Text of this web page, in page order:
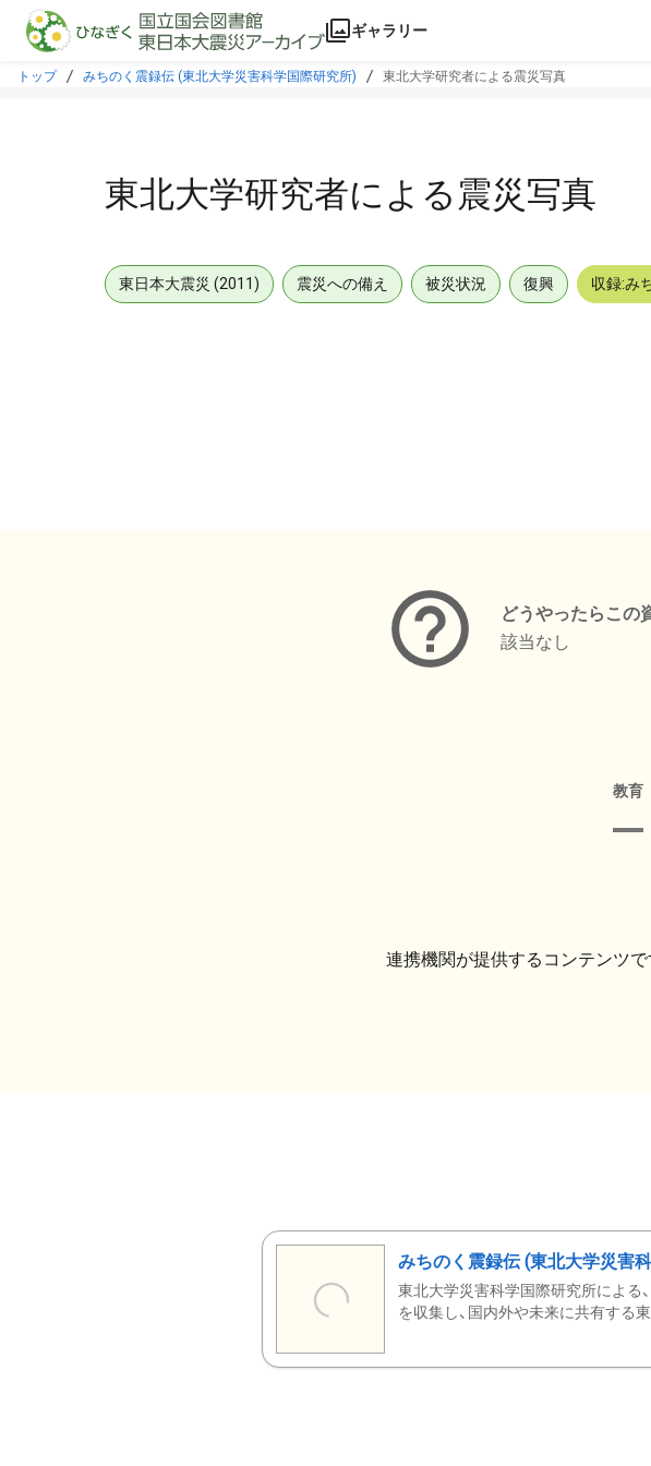
本文に飛ぶ
ギャラリー
トップ みちのく震録伝 (東北大学災害科学国際研究所) 東北大学研究者による震災写真
東北大学研究者による震災写真
東日本大震災 (2011) 震災への備え 被災状況 復興 収録:み
どうやったらこの
該当なし
教育
連携機関が提供するコンテンツで
みちのく震録伝 (東北大学災害
東北大学災害科学国際研究所による
を収集し、国内外や未来に共有する